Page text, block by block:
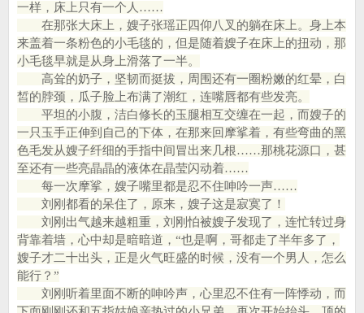
一样，床上只有一个人……
在那张大床上，嫂子张瑶正四仰八叉的躺在床上。身上本
来盖着一条粉色的小毛毯的，但是随着嫂子在床上的扭动，那
小毛毯早就是从身上滑落了一半。
高耸的奶子，坚韧而挺拔，周围还有一圈粉嫩的红晕，白
皙的脖颈，瓜子脸上布满了潮红，连嘴唇都有些发亮。
平坦的小腹，洁白修长的玉腿相互交缠在一起，而嫂子的
一只玉手正伸到自己的下体，在那来回摩挲着，有些弯曲的黑
色毛发从嫂子纤细的手指中间冒出来几根……那桃花源口，甚
至还有一些亮晶晶的液体在晶莹闪动着……
每一次摩挲，嫂子嘴里都是忍不住呻吟一声……
刘刚都看的呆住了，原来，嫂子这是寂寞了！
刘刚出气越来越粗重，刘刚怕被嫂子发现了，连忙转过身
背靠着墙，心中却是暗暗道，“也是啊，哥都走了半年多了，
嫂子才二十出头，正是火气旺盛的时候，没有一个男人，怎么
能行？”
刘刚听着里面不断的呻吟声，心里忍不住有一阵悸动，而